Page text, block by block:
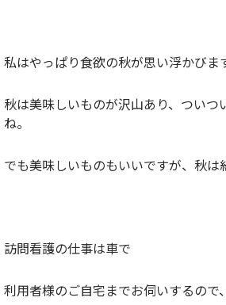
私はやっぱり食欲の秋が思い浮かび
秋は美味しいものが沢山あり、ついつ
ね。
でも美味しいものもいいですが、秋は
訪問看護の仕事は車で
利用者様のご自宅までお伺いするので、